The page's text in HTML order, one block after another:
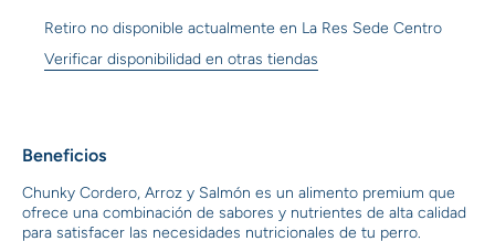
Salmón
Salmón
Retiro no disponible actualmente en La Res Sede Centro
Verificar disponibilidad en otras tiendas
Beneficios
Chunky Cordero, Arroz y Salmón es un alimento premium que
ofrece una combinación de sabores y nutrientes de alta calidad
para satisfacer las necesidades nutricionales de tu perro.